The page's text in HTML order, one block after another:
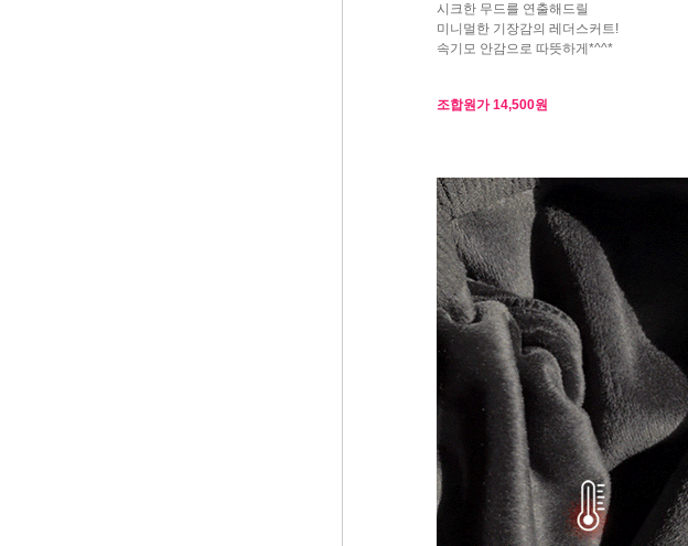
시크한 무드를 연출해드릴
미니멀한 기장감의 레더스커트!
속기모 안감으로 따뜻하게*^^*
조합원가14,500원